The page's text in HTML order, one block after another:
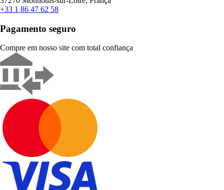
+33 1 86 47 62 58
Pagamento seguro
Compre em nosso site com total confiança